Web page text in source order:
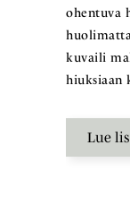
ohentuva
kuvaili
hiuksiaan
Lue